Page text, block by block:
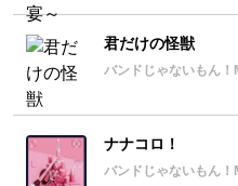
君だけの怪獣
バンドじゃないもん！
ナナコロ！
バンドじゃないもん！